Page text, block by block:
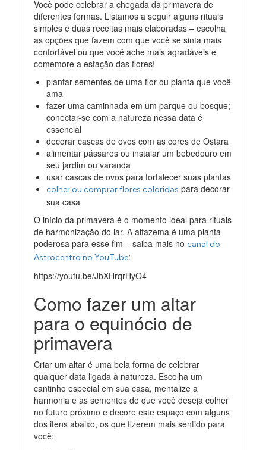
Você pode celebrar a chegada da primavera de
diferentes formas. Listamos a seguir alguns rituais
simples e duas receitas mais elaboradas – escolha
as opções que fazem com que você se sinta mais
confortável ou que você ache mais agradáveis e
comemore a estação das flores!
plantar sementes de uma flor ou planta que você
ama
fazer uma caminhada em um parque ou bosque;
conectar-se com a natureza nessa data é
essencial
decorar cascas de ovos com as cores de Ostara
alimentar pássaros ou instalar um bebedouro em
seu jardim ou varanda
usar cascas de ovos para fortalecer suas plantas
colher ou comprar flores coloridas para decorar
sua casa
O início da primavera é o momento ideal para rituais
de harmonização do lar. A alfazema é uma planta
poderosa para esse fim – saiba mais nocanal do
Astrocentro no YouTube:
https://youtu.be/JbXHrqrHyO4
Como fazer um altar
para o equinócio de
primavera
Criar um altar é uma bela forma de celebrar
qualquer data ligada à natureza. Escolha um
cantinho especial em sua casa, mentalize a
harmonia e as sementes do que você deseja colher
no futuro próximo e decore este espaço com alguns
dos itens abaixo, os que fizerem mais sentido para
você: